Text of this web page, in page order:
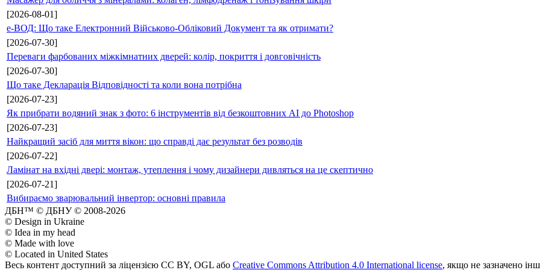
[2026-08-01]
е-ВОД: Що таке Електронний Військово-Обліковий Документ та як отримати?
[2026-07-30]
Переваги фарбованих міжкімнатних дверей: колір, покриття і довговічність
[2026-07-30]
Що таке Декларація Відповідності та коли вона потрібна
[2026-07-23]
Як прибрати водяний знак з фото: 6 інструментів від безкоштовних AI до Photoshop
[2026-07-23]
Найкращий засіб для миття вікон: що справді дає результат без розводів
[2026-07-22]
Ламінат на вхідні двері: монтаж, утеплення і чому дизайнери дивляться на це скептично
[2026-07-21]
Вибираємо зварювальний інвертор: основні правила
ДБН™ © ДБНУ © 2008-2026
© Design in Ukraine
© Idea in my head
© Made with love
© Located in United States
Весь контент доступний за ліцензією CC BY, OGL або Creative Commons Attribution 4.0 International license, якщо не зазначено